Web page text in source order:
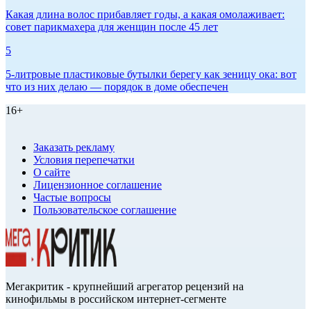
Какая длина волос прибавляет годы, а какая омолаживает:
совет парикмахера для женщин после 45 лет
5
5-литровые пластиковые бутылки берегу как зеницу ока: вот
что из них делаю — порядок в доме обеспечен
16+
Заказать рекламу
Условия перепечатки
О сайте
Лицензионное соглашение
Частые вопросы
Пользовательское соглашение
Мегакритик - крупнейший агрегатор рецензий на
кинофильмы в российском интернет-сегменте